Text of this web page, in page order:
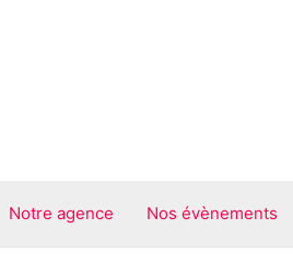
Notre agence Nos évènements